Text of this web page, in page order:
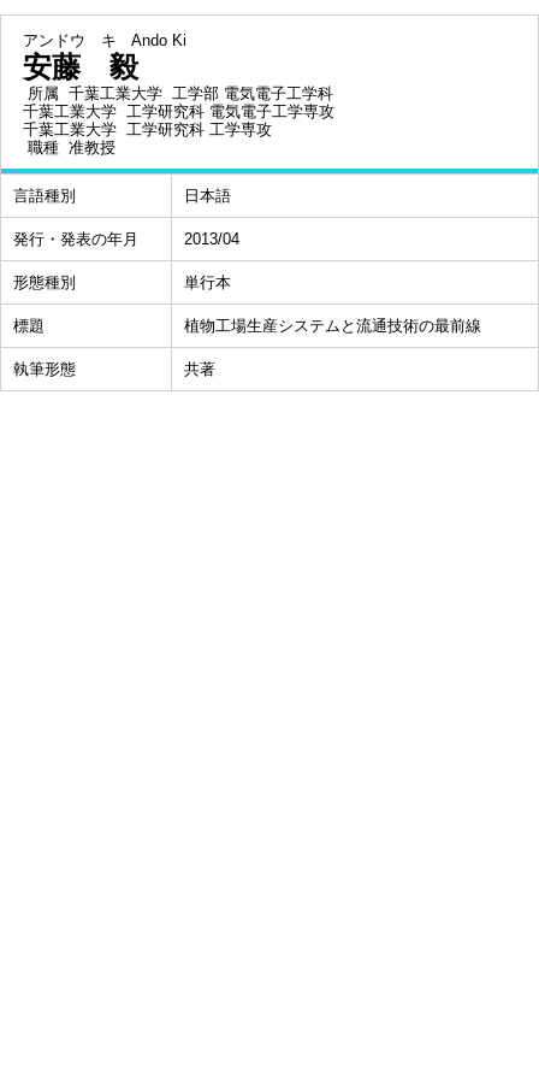
アンドウ キ Ando Ki
安藤 毅
所属 千葉工業大学 工学部 電気電子工学科
千葉工業大学 工学研究科 電気電子工学専攻
千葉工業大学 工学研究科 工学専攻
職種 准教授
言語種別 日本語
発行・発表の年月 2013/04
形態種別 単行本
標題 植物工場生産システムと流通技術の最前線
執筆形態 共著